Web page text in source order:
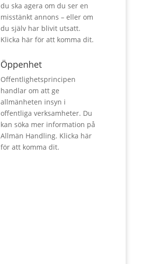
du ska agera om du ser en
misstänkt annons – eller om
du själv har blivit utsatt.
Klicka här för att komma dit.
Öppenhet
Offentlighetsprincipen
handlar om att ge
allmänheten insyn i
offentliga verksamheter. Du
kan söka mer information på
Allmän Handling. Klicka här
för att komma dit.